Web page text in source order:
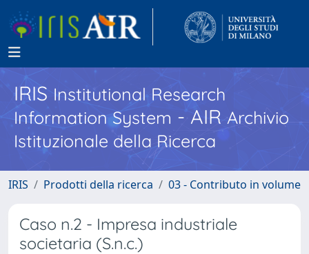
IRISInstitutional Research
Information System - AIR Archivio
Istituzionale della Ricerca
IRIS Prodotti della ricerca 03 - Contributo in volume
Caso n.2 - Impresa industriale
societaria (S.n.c.)